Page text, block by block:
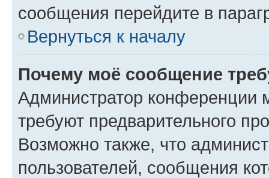
сообщения перейдите в
Вернуться к началу
Почему моё сообщение
Администратор конференции
требуют предварительного
Возможно также, что
пользователей, сообщения